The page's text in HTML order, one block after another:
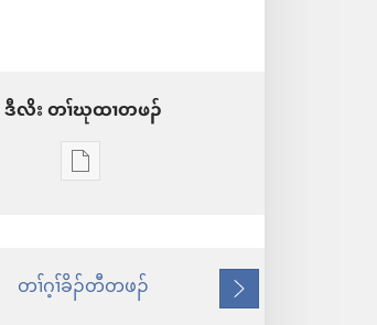
ဒီ​လိး​​ ​တၢ်​ဃု​ထၢ​တ​ဖၣ်
တၢ်
တ
တၢ်ဂ့ၢ်ခိၣ်တီတဖၣ်
လဲၤ